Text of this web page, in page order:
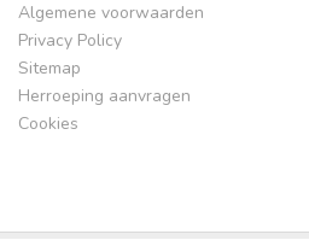
Algemene voorwaarden
Privacy Policy
Sitemap
Herroeping aanvragen
Cookies